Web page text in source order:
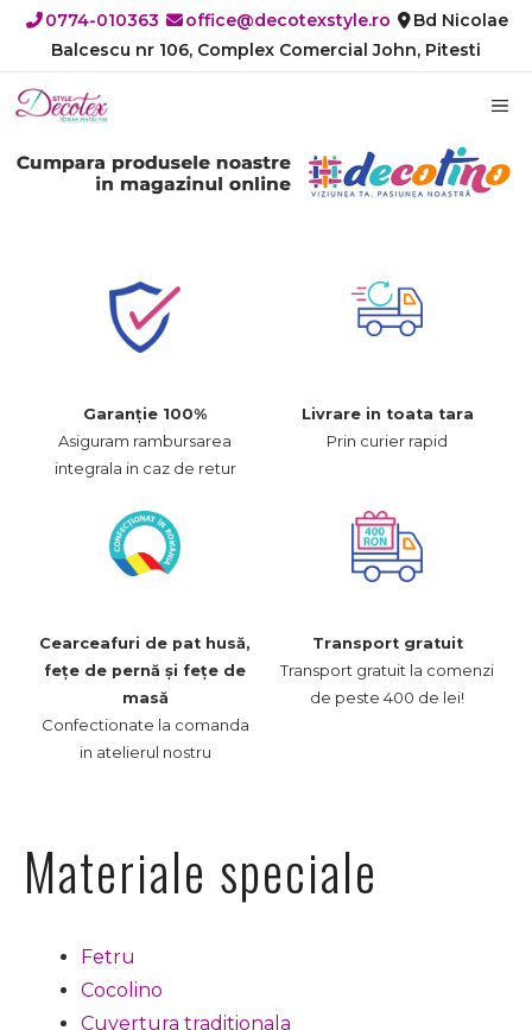
0774-010363 office@decotexstyle.ro
Bd Nicolae
Balcescu nr 106, Complex Comercial John, Pitesti
Garanție 100%
Asiguram rambursarea
integrala in caz de retur
Livrare in toata tara
Prin curier rapid
Cearceafuri de pat husă,
fețe de pernă și fețe de
masă
Confectionate la comanda
in atelierul nostru
Transport gratuit
Transport gratuit la comenzi
de peste 400 de lei!
Materiale speciale
Fetru
Cocolino
Cuvertura traditionala